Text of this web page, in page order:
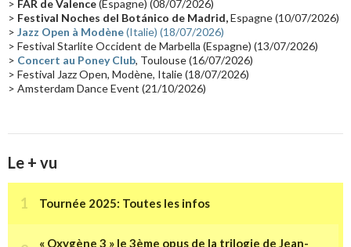
(14) Astronomie (14)
Tournée 2025(14) 2024(14) Chine(13)
> FAR de Valence(Espagne) (08/07/2026)
> Festival Noches del Botánico de Madrid,Espagne (10/07/2026)
> Jazz Open à Modène(Italie) (18/07/2026)
> Festival Starlite Occident de Marbella (Espagne) (13/07/2026)
> Concert au Poney Club, Toulouse (16/07/2026)
> Festival Jazz Open, Modène, Italie (18/07/2026)
> Amsterdam Dance Event (21/10/2026)
Le + vu